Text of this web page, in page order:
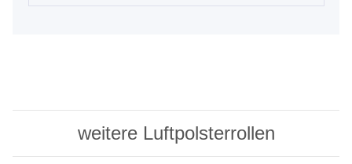
weitere Luftpolsterrollen